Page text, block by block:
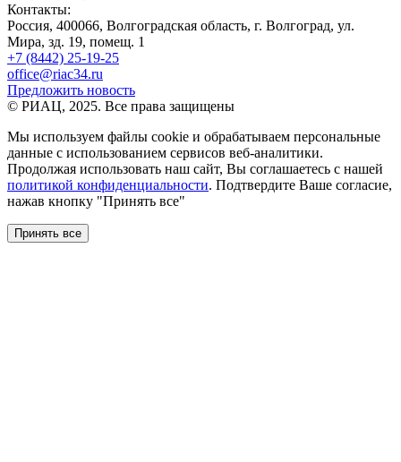
Контакты:
Россия, 400066, Волгоградская область, г. Волгоград, ул.
Мира, зд. 19, помещ. 1
+7 (8442) 25-19-25
office@riac34.ru
Предложить новость
© РИАЦ, 2025. Все права защищены
Мы используем файлы сookie и обрабатываем персональные
данные с использованием сервисов веб-аналитики.
Продолжая использовать наш сайт, Вы соглашаетесь с нашей
политикой конфиденциальности. Подтвердите Ваше согласие,
нажав кнопку "Принять все"
Принять все